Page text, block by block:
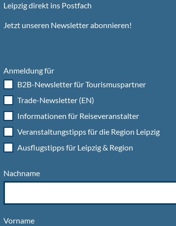
Leipzig direkt ins Postfach
Jetzt unseren Newsletter abonnieren!
Anmeldung für
B2B-Newsletter für Tourismuspartner
Trade-Newsletter (EN)
Informationen für Reiseveranstalter
Veranstaltungstipps für die Region Leipzig
Ausflugstipps für Leipzig & Region
Nachname
Vorname